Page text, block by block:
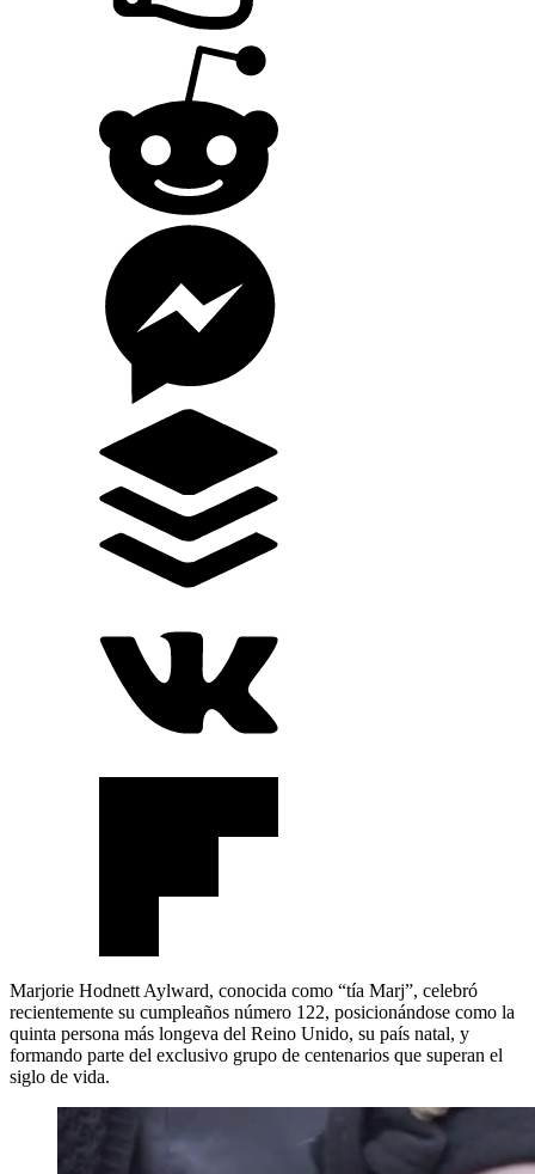
Marjorie Hodnett Aylward, conocida como “tía Marj”, celebró
recientemente su cumpleaños número 122, posicionándose como la
quinta persona más longeva del Reino Unido, su país natal, y
formando parte del exclusivo grupo de centenarios que superan el
siglo de vida.